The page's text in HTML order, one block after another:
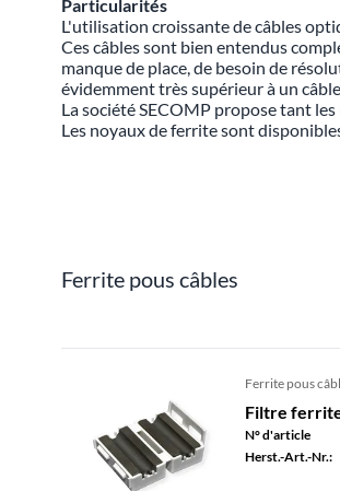
Particularités
L'utilisation croissante de câbles
Ces câbles sont bien entendus
manque de place, de besoin de
évidemment très supérieur à un
La société SECOMP propose tant
Les noyaux de ferrite sont
Ferrite pous câbles
Ferrite pous
Filtre
N° d'article
Herst.-Art.-Nr.: